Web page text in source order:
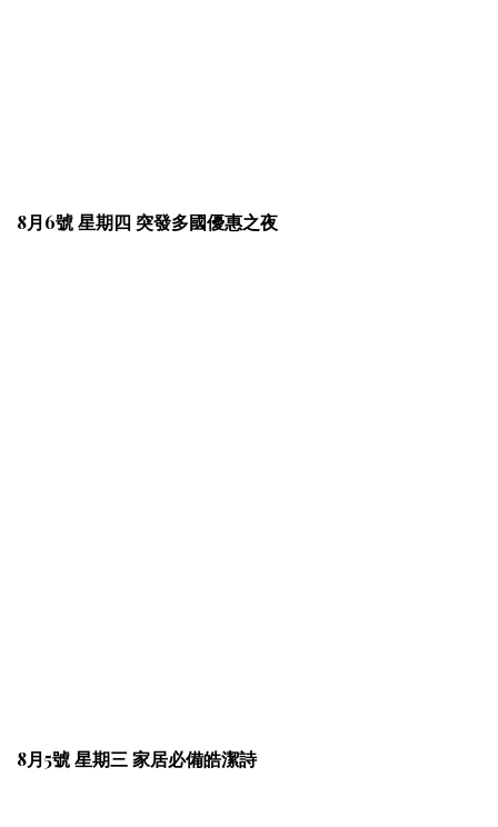
8月6號 星期四 突發多國優惠之夜
8月5號 星期三 家居必備皓潔詩